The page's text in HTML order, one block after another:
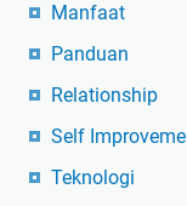
Manfaat
Panduan
Relationship
Self
Teknologi